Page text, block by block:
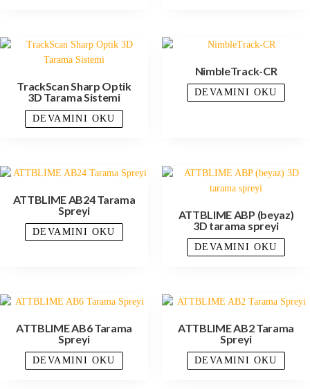
TrackScan Sharp Optik
3D Tarama Sistemi
DEVAMINI OKU
NimbleTrack-CR
DEVAMINI OKU
ATTBLIME AB24 Tarama
Spreyi
DEVAMINI OKU
ATTBLIME ABP (beyaz)
3D tarama spreyi
DEVAMINI OKU
ATTBLIME AB6 Tarama
Spreyi
DEVAMINI OKU
ATTBLIME AB2 Tarama
Spreyi
DEVAMINI OKU